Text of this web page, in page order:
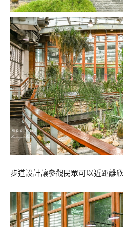
步道設計讓參觀民眾可以近距離